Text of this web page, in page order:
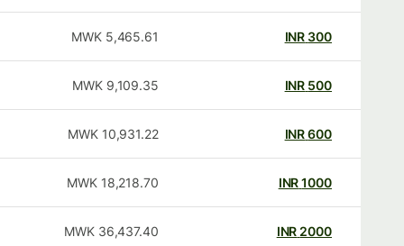
300
INR
5,465.61
MWK
500
INR
9,109.35
MWK
600
INR
10,931.22
MWK
1000
INR
18,218.70
MWK
2000
INR
36,437.40
MWK